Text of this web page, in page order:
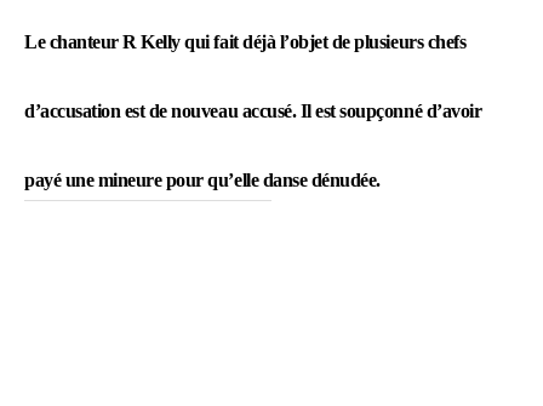
Le chanteur R Kelly qui fait déjà l’objet de plusieurs chefs
d’accusation est de nouveau accusé. Il est soupçonné d’avoir
payé une mineure pour qu’elle danse dénudée.